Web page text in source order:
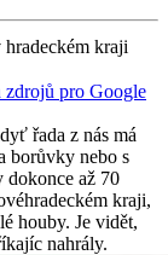
kraji
zdrojů pro Google
řada z nás má
borůvky nebo s
dokonce až 70
kraji,
houby. Je vidět,
nahrály.